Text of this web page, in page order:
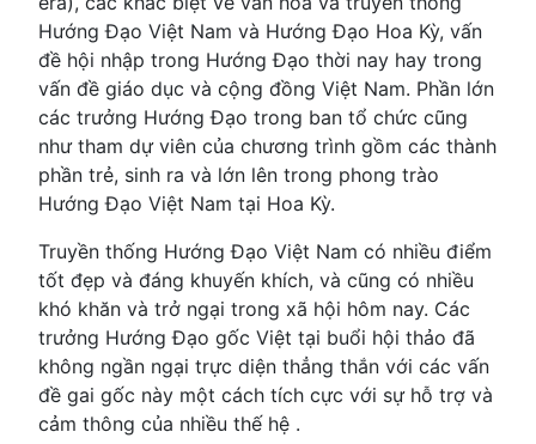
Hướng Đạo Việt Nam và Hướng Đạo Hoa Kỳ, vấn
đề hội nhập trong Hướng Đạo thời nay hay trong
vấn đề giáo dục và cộng đồng Việt Nam. Phần lớn
các trưởng Hướng Đạo trong ban tổ chức cũng
như tham dự viên của chương trình gồm các thành
phần trẻ, sinh ra và lớn lên trong phong trào
Hướng Đạo Việt Nam tại Hoa Kỳ.
Truyền thống Hướng Đạo Việt Nam có nhiều điểm
tốt đẹp và đáng khuyến khích, và cũng có nhiều
khó khăn và trở ngại trong xã hội hôm nay. Các
trưởng Hướng Đạo gốc Việt tại buổi hội thảo đã
không ngần ngại trực diện thẳng thắn với các vấn
đề gai gốc này một cách tích cực với sự hỗ trợ và
cảm thông của nhiều thế hệ .